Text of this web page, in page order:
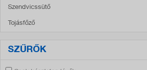
Szendvicssütő
Tojásfőző
SZŰRŐK